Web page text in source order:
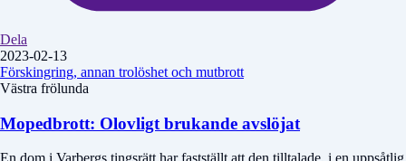
Dela
2023-02-13
Förskingring, annan trolöshet och mutbrott
Västra frölunda
Mopedbrott: Olovligt brukande avslöjat